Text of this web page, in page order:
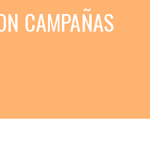
CAMPAÑAS